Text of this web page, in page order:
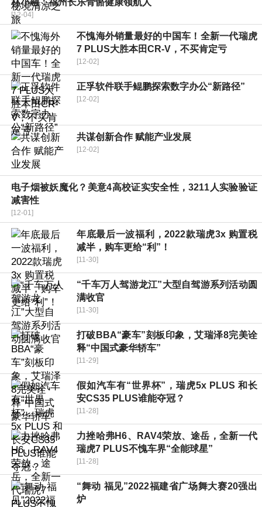
林小融：福州长乐骨骼健康领航人
[12-04]
不愧海外销量最好的中国车！全新一代瑞虎
7 PLUS大胜本田CR-V，不买肯定亏
[12-02]
正孚软件联手鲲鹏探索数字办公“新路径”
[12-02]
共谋创新合作 赋能产业发展
[12-02]
电子烟被妖魔化？美意4高校证实安全性，3211人实验验证
减害性
[12-01]
年底最后一波福利，2022款瑞虎3x 购置税
减半，购车更给“利”！
[11-30]
“千车万人驾游龙江”大型自驾游系列活动圆
满收官
[11-30]
打破BBA“豪车”刻板印象，艾瑞泽8完美诠
释“中国式豪华轿车”
[11-29]
假如汽车有“世界杯”，瑞虎5x PLUS 和长
安CS35 PLUS谁能夺冠？
[11-28]
力挫哈弗H6、RAV4荣放、途岳，全新一代
瑞虎7 PLUS不愧车界“全能球星”
[11-28]
“舞动 福见”2022福建省广场舞大赛20强出
炉